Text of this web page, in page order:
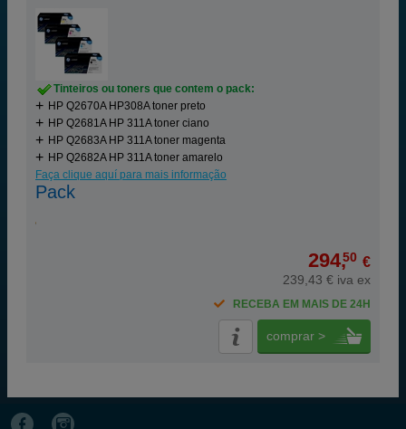
Tinteiros ou toners que contem o pack:
HP Q2670A HP308A toner preto
HP Q2681A HP 311A toner ciano
HP Q2683A HP 311A toner magenta
HP Q2682A HP 311A toner amarelo
Faça clique aquí para mais informação
Pack
294,50 €
239,43 € iva ex
RECEBA EM MAIS DE 24H
comprar >